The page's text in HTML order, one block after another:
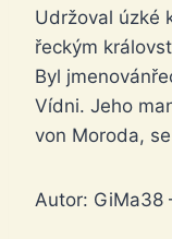
Udržoval úzké
řeckým
Byl
Vídni. Jeho
von Moroda,
Autor: GiMa38